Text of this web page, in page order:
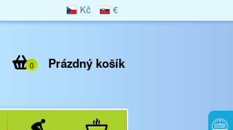
Kč €
Prázdný košík
0